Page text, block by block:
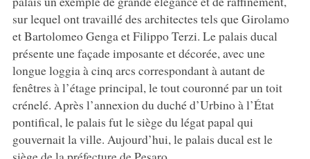
sur lequel ont travaillé des architectes tels que Girolamo
et Bartolomeo Genga et Filippo Terzi. Le palais ducal
présente une façade imposante et décorée, avec une
longue loggia à cinq arcs correspondant à autant de
fenêtres à l’étage principal, le tout couronné par un toit
crénelé. Après l’annexion du duché d’Urbino à l’État
pontifical, le palais fut le siège du légat papal qui
gouvernait la ville. Aujourd’hui, le palais ducal est le